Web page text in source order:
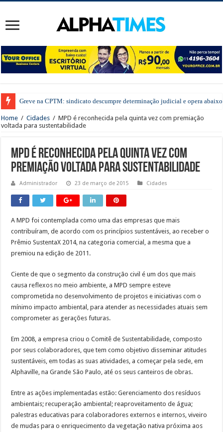
Greve na CPTM: sindicato descumpre determinação judicial e opera
Home / Cidades / MPD é reconhecida pela quinta vez com premiação
voltada para sustentabilidade
MPD é reconhecida pela quinta vez com
premiação voltada para sustentabilidade
Administrador 23 de março de 2015 Cidades
A MPD foi contemplada como uma das empresas que mais
contribuíram, de acordo com os princípios sustentáveis, ao receber o
Prêmio SustentaX 2014, na categoria comercial, a mesma que a
premiou na edição de 2011.
Ciente de que o segmento da construção civil é um dos que mais
causa reflexos no meio ambiente, a MPD sempre esteve
comprometida no desenvolvimento de projetos e iniciativas com o
mínimo impacto ambiental, para atender as necessidades atuais sem
comprometer as gerações futuras.
Em 2008, a empresa criou o Comitê de Sustentabilidade, composto
por seus colaboradores, que tem como objetivo disseminar atitudes
sustentáveis, em todas as suas atividades, a começar pela sede, em
Alphaville, na Grande São Paulo, até os seus canteiros de obras.
Entre as ações implementadas estão: Gerenciamento dos resíduos
ambientais; recuperação ambiental; reaproveitamento de água;
palestras educativas para colaboradores externos e internos, viveiro
de mudas para o enriquecimento da vegetação nativa próxima aos